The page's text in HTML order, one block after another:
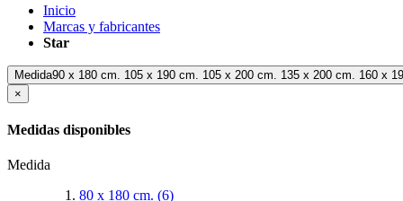
Inicio
Marcas y fabricantes
Star
Medida90 x 180 cm. 105 x 190 cm. 105 x 200 cm. 135 x 200 cm. 160 x
×
Medidas disponibles
Medida
80 x 180 cm. (6)